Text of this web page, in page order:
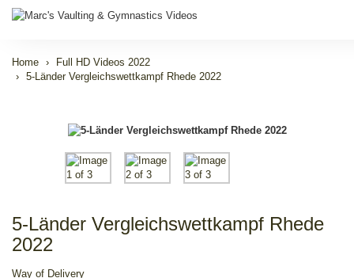
Home
Full HD Videos 2022
5-Länder Vergleichswettkampf Rhede 2022
5-Länder Vergleichswettkampf Rhede
2022
Way of Delivery